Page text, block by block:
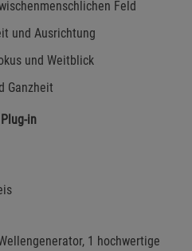
Feld
und Ausrichtung
und Weitblick
Ganzheit
in
1 hochwertige